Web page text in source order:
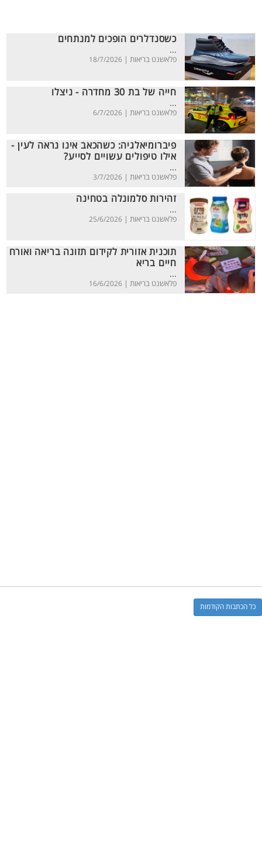
כשסנדלרים הופכים למנתחים
...
פלאשנט בריאות | 18/7/2026
חייה של בת 30 מחדרה - ניצלו
...
פלאשנט בריאות | 6/7/2026
פיברומיאלגיה: כשהכאב אינו נראה לעין -
אילו טיפולים עשויים לסייע?
...
פלאשנט בריאות | 3/7/2026
זהירות סלמונלה בטחינה
...
פלאשנט בריאות | 25/6/2026
תוכנית אזורית לקידום תזונה בריאה ואורח
חיים בריא
...
פלאשנט בריאות | 16/6/2026
כל הכתבות הקודמות